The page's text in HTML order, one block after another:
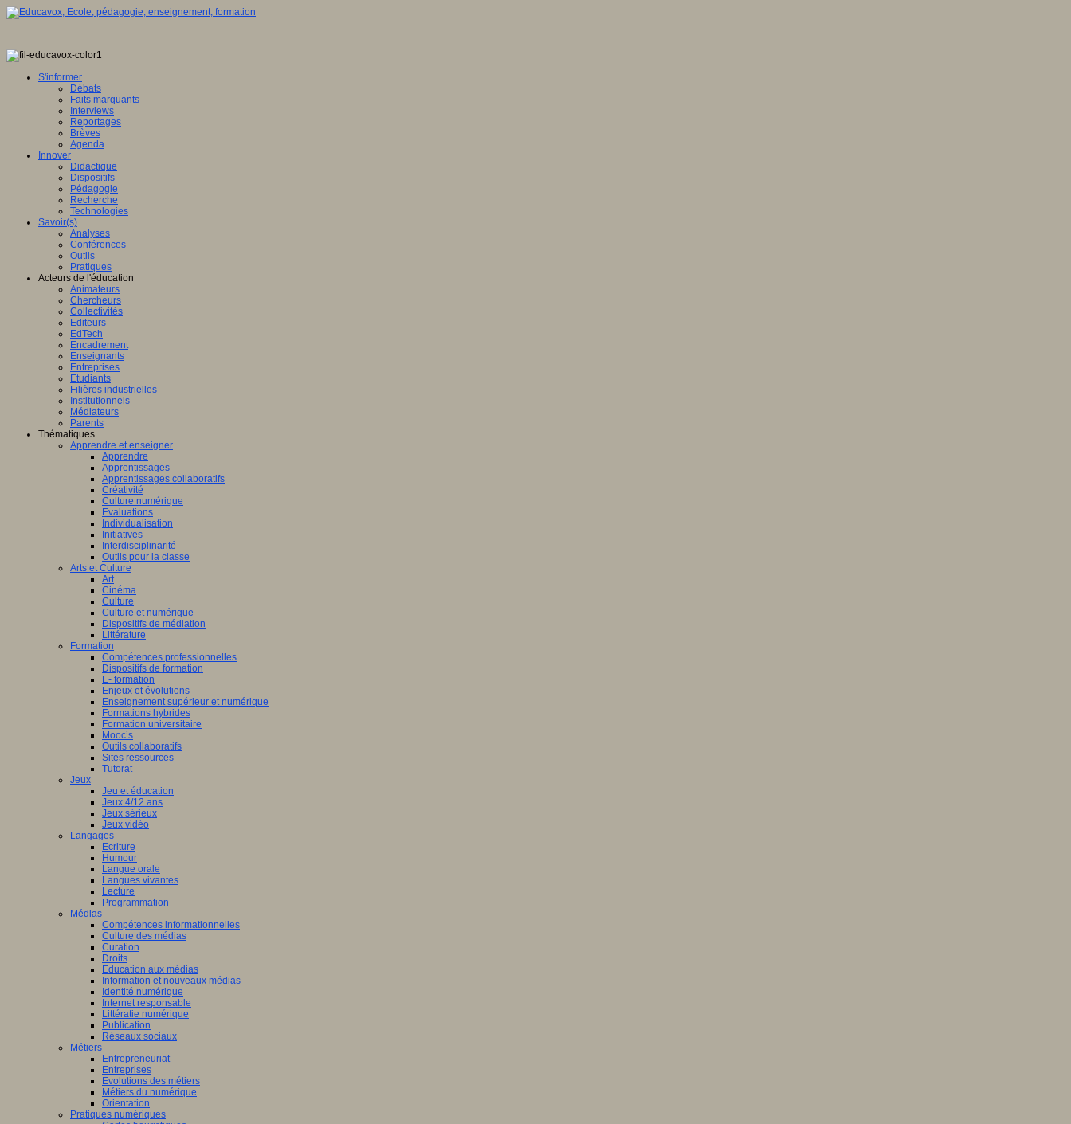
S'informer
Débats
Faits marquants
Interviews
Reportages
Brèves
Agenda
Innover
Didactique
Dispositifs
Pédagogie
Recherche
Technologies
Savoir(s)
Analyses
Conférences
Outils
Pratiques
Acteurs de l'éducation
Animateurs
Chercheurs
Collectivités
Editeurs
EdTech
Encadrement
Enseignants
Entreprises
Etudiants
Filières industrielles
Institutionnels
Médiateurs
Parents
Thématiques
Apprendre et enseigner
Apprendre
Apprentissages
Apprentissages collaboratifs
Créativité
Culture numérique
Evaluations
Individualisation
Initiatives
Interdisciplinarité
Outils pour la classe
Arts et Culture
Art
Cinéma
Culture
Culture et numérique
Dispositifs de médiation
Littérature
Formation
Compétences professionnelles
Dispositifs de formation
E- formation
Enjeux et évolutions
Enseignement supérieur et numérique
Formations hybrides
Formation universitaire
Mooc’s
Outils collaboratifs
Sites ressources
Tutorat
Jeux
Jeu et éducation
Jeux 4/12 ans
Jeux sérieux
Jeux vidéo
Langages
Ecriture
Humour
Langue orale
Langues vivantes
Lecture
Programmation
Médias
Compétences informationnelles
Culture des médias
Curation
Droits
Education aux médias
Information et nouveaux médias
Identité numérique
Internet responsable
Littératie numérique
Publication
Réseaux sociaux
Métiers
Entrepreneuriat
Entreprises
Evolutions des métiers
Métiers du numérique
Orientation
Pratiques numériques